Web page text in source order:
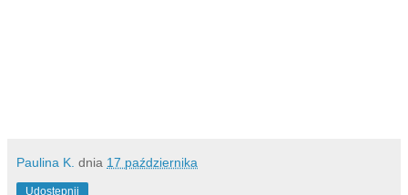
Paulina K. dnia 17 października
Udostępnij